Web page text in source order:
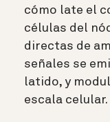
cómo late el
células del
directas de
señales se
latido, y
escala celular.